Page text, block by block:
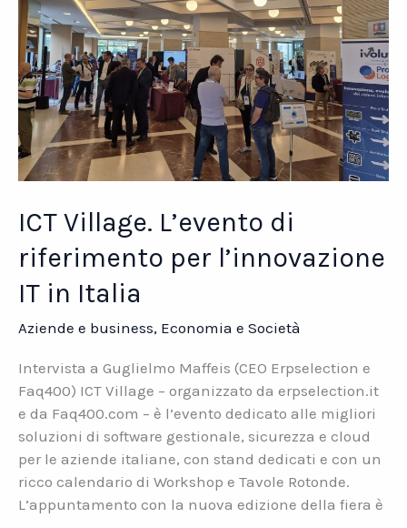
ICT Village. L’evento di
riferimento per l’innovazione
IT in Italia
Aziende e business, Economia e Società
Intervista a Guglielmo Maffeis (CEO Erpselection e
Faq400) ICT Village – organizzato da erpselection.it
e da Faq400.com – è l’evento dedicato alle migliori
soluzioni di software gestionale, sicurezza e cloud
per le aziende italiane, con stand dedicati e con un
ricco calendario di Workshop e Tavole Rotonde.
L’appuntamento con la nuova edizione della fiera è